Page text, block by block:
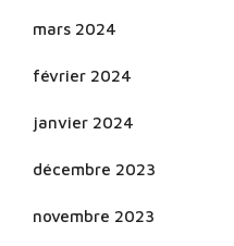
mars 2024
février 2024
janvier 2024
décembre 2023
novembre 2023